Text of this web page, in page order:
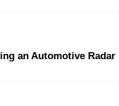
an Automotive Radar